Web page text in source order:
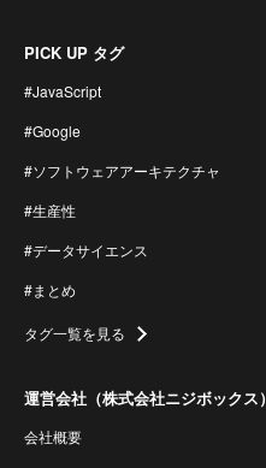
PICK UP タグ
#JavaScript
#Google
#ソフトウェアアーキテクチャ
#生産性
#データサイエンス
#まとめ
タグ一覧を見る
運営会社（株式会社ニジボックス）
会社概要